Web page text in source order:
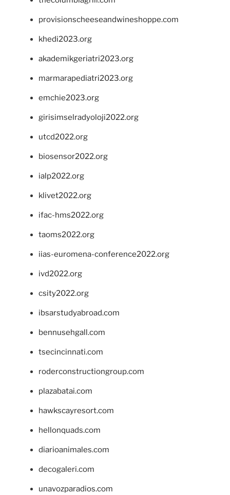
provisionscheeseandwineshoppe.com
khedi2023.org
akademikgeriatri2023.org
marmarapediatri2023.org
emchie2023.org
girisimselradyoloji2022.org
utcd2022.org
biosensor2022.org
ialp2022.org
klivet2022.org
ifac-hms2022.org
taoms2022.org
iias-euromena-conference2022.org
ivd2022.org
csity2022.org
ibsarstudyabroad.com
bennusehgall.com
tsecincinnati.com
roderconstructiongroup.com
plazabatai.com
hawkscayresort.com
hellonquads.com
diarioanimales.com
decogaleri.com
unavozparadios.com